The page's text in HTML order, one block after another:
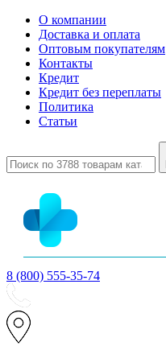
О компании
Доставка и оплата
Оптовым покупателям
Контакты
Кредит
Кредит без переплаты
Политика
Статьи
8 (800) 555-35-74